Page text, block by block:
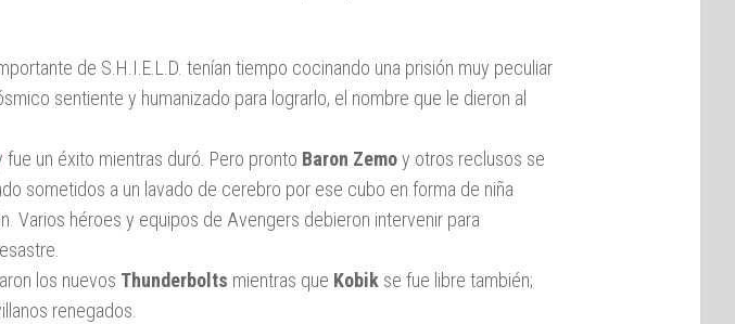
de S.H.I.E.L.D. tenían tiempo cocinando una prisión muy peculiar
sentiente y humanizado para lograrlo, el nombre que le dieron al
fue un éxito mientras duró. Pero pronto Baron Zemoy otros reclusos se
sometidos a un lavado de cerebro por ese cubo en forma de niña
Varios héroes y equipos de Avengers debieron intervenir para
los nuevos Thunderbolts mientras que Kobik se fue libre también;
renegados.